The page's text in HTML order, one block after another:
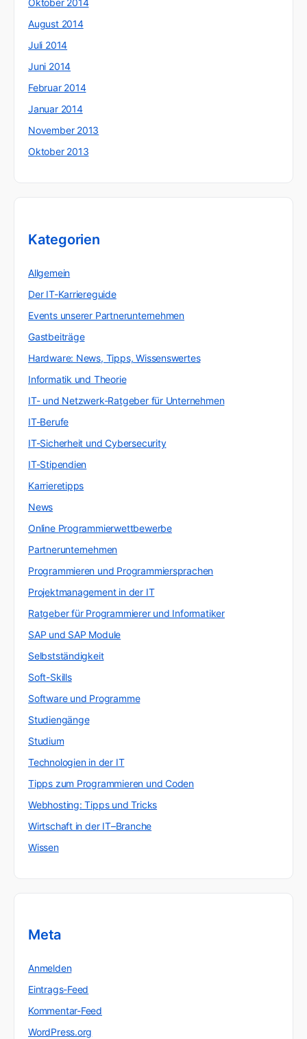
Oktober 2014
August 2014
Juli 2014
Juni 2014
Februar 2014
Januar 2014
November 2013
Oktober 2013
Kategorien
Allgemein
Der IT-Karriereguide
Events unserer Partnerunternehmen
Gastbeiträge
Hardware: News, Tipps, Wissenswertes
Informatik und Theorie
IT- und Netzwerk-Ratgeber für Unternehmen
IT-Berufe
IT-Sicherheit und Cybersecurity
IT-Stipendien
Karrieretipps
News
Online Programmierwettbewerbe
Partnerunternehmen
Programmieren und Programmiersprachen
Projektmanagement in der IT
Ratgeber für Programmierer und Informatiker
SAP und SAP Module
Selbstständigkeit
Soft-Skills
Software und Programme
Studiengänge
Studium
Technologien in der IT
Tipps zum Programmieren und Coden
Webhosting: Tipps und Tricks
Wirtschaft in der IT–Branche
Wissen
Meta
Anmelden
Eintrags-Feed
Kommentar-Feed
WordPress.org